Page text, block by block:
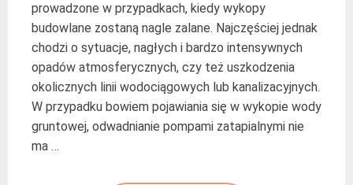
prowadzone w przypadkach, kiedy wykopy
budowlane zostaną nagle zalane. Najczęściej jednak
chodzi o sytuacje, nagłych i bardzo intensywnych
opadów atmosferycznych, czy też uszkodzenia
okolicznych linii wodociągowych lub kanalizacyjnych.
W przypadku bowiem pojawiania się w wykopie wody
gruntowej, odwadnianie pompami zatapialnymi nie
ma …